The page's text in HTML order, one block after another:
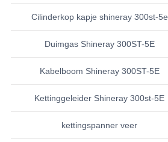
Cilinderkop kapje shineray 300st-5e
Duimgas Shineray 300ST-5E
Kabelboom Shineray 300ST-5E
Kettinggeleider Shineray 300st-5E
kettingspanner veer